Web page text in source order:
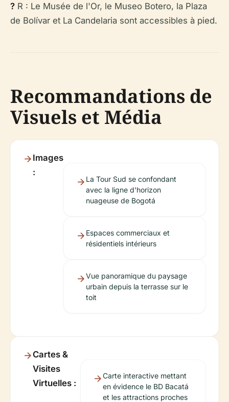
? R : Le Musée de l'Or, le Museo Botero, la Plaza
de Bolívar et La Candelaria sont accessibles à pied.
Recommandations de
Visuels et Média
Images
:
La Tour Sud se confondant
avec la ligne d'horizon
nuageuse de Bogotá
Espaces commerciaux et
résidentiels intérieurs
Vue panoramique du paysage
urbain depuis la terrasse sur le
toit
Cartes &
Visites
Virtuelles :
Carte interactive mettant
en évidence le BD Bacatá
et les attractions proches